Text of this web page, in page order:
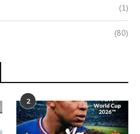
(1)
(80)
2